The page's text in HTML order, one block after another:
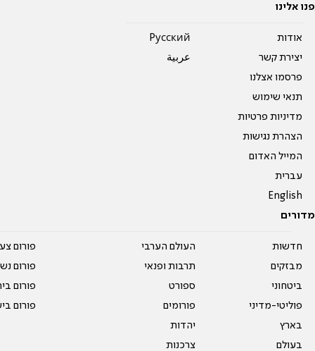
פנו אלינו
אודות
יצירת קשר
פרסמו אצלנו
תנאי שימוש
מדיניות פרטיות
הצהרת נגישות
המייל האדום
עברית
English
Pусский
عربية
מדורים
חדשות
מבזקים
ביטחוני
פוליטי-מדיני
בארץ
בעולם
העולם הערבי
תרבות ופנאי
ספורט
פורומים
יהדות
צרכנות
פורום
פורום
פורום
פורום